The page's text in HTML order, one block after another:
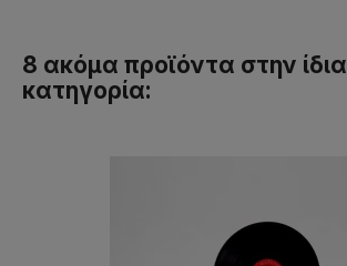
8 ακόμα προϊόντα στην ίδια
κατηγορία: